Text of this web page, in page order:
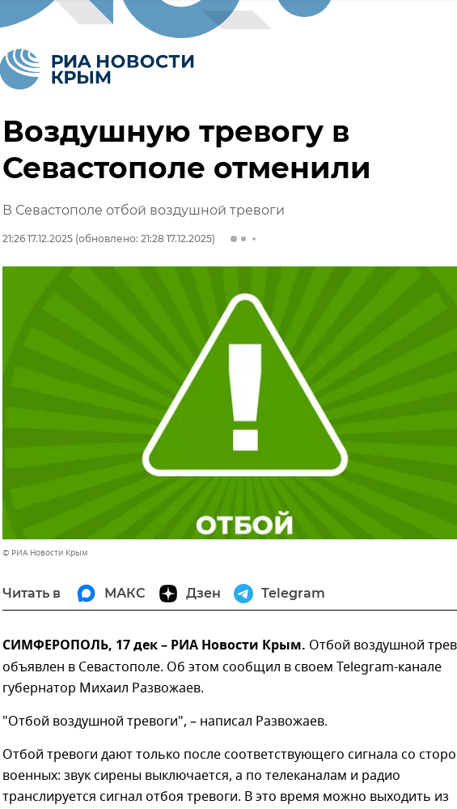
Воздушную тревогу в
Севастополе отменили
В Севастополе отбой воздушной тревоги
21:26 17.12.2025 (обновлено: 21:28 17.12.2025)
© РИА Новости Крым
Читать в МАКС Дзен Telegram
СИМФЕРОПОЛЬ, 17 дек – РИА Новости Крым. Отбой воздушной
объявлен в Севастополе. Об этом сообщил в своем Telegram-канале
губернатор Михаил Развожаев.
"Отбой воздушной тревоги", – написал Развожаев.
Отбой тревоги дают только после соответствующего сигнала со
военных: звук сирены выключается, а по телеканалам и радио
транслируется сигнал отбоя тревоги. В это время можно выходить из